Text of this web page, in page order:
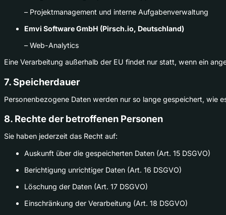
– Projektmanagement und interne Aufgabenverwaltung
Emvi Software GmbH (Pirsch.io, Deutschland)
– Web-Analytics
Eine Verarbeitung außerhalb der EU findet nur statt, wenn ein
7. Speicherdauer
Personenbezogene Daten werden nur so lange gespeichert, wie
8. Rechte der betroffenen Personen
Sie haben jederzeit das Recht auf:
Auskunft über die gespeicherten Daten (Art. 15 DSGVO)
Berichtigung unrichtiger Daten (Art. 16 DSGVO)
Löschung der Daten (Art. 17 DSGVO)
Einschränkung der Verarbeitung (Art. 18 DSGVO)